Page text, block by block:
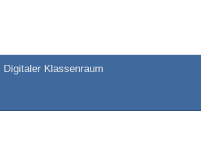
Digitaler Klassenraum